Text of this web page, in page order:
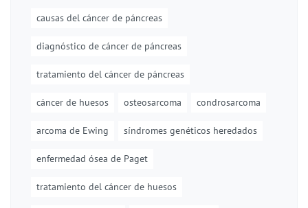
causas del cáncer de páncreas
diagnóstico de cáncer de páncreas
tratamiento del cáncer de páncreas
cáncer de huesos osteosarcoma condrosarcoma
arcoma de Ewing síndromes genéticos heredados
enfermedad ósea de Paget
tratamiento del cáncer de huesos